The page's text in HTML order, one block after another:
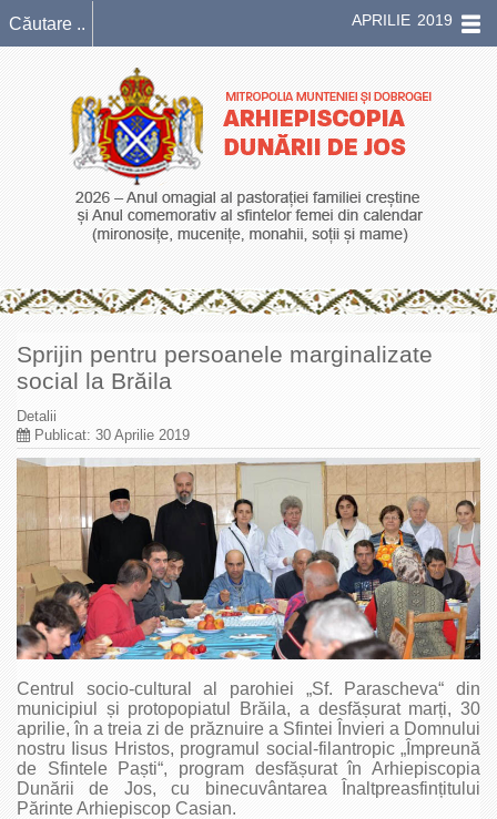
APRILIE 2019
Sprijin pentru persoanele marginalizate
social la Brăila
Detalii
Publicat: 30 Aprilie 2019
Centrul socio-cultural al parohiei „Sf. Parascheva“ din
municipiul și protopopiatul Brăila, a desfășurat marți, 30
aprilie, în a treia zi de prăznuire a Sfintei Învieri a Domnului
nostru Iisus Hristos, programul social-filantropic „Împreună
de Sfintele Paști“, program desfășurat în Arhiepiscopia
Dunării de Jos, cu binecuvântarea Înaltpreasfințitului
Părinte Arhiepiscop Casian.